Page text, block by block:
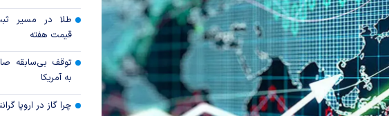
طلا در مسیر
قیمت هفته
توقف بی‌سابقه
به آمریکا
چرا گاز در اروپا